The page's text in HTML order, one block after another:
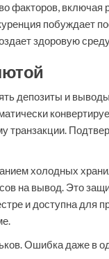
включая
побуждает
здоровую
депозиты и
холодных
на вывод. Это
и доступна для
Ошибка даже в